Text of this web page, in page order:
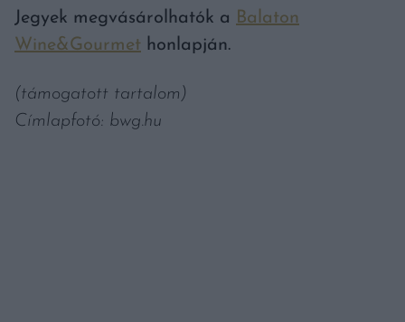
Jegyek megvásárolhatók a Balaton
Wine&Gourmet honlapján.
(támogatott tartalom)
Címlapfotó: bwg.hu